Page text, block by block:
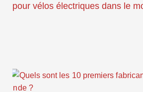
pour vélos électriques dans le